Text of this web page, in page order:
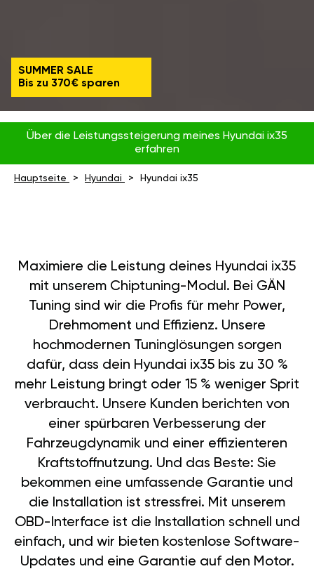
SUMMER SALE
Bis zu 370€ sparen
Über die Leistungssteigerung meines Hyundai ix35
erfahren
Hauptseite Hyundai Hyundai ix35
Maximiere die Leistung deines Hyundai ix35
mit unserem Chiptuning-Modul. Bei GÄN
Tuning sind wir die Profis für mehr Power,
Drehmoment und Effizienz. Unsere
hochmodernen Tuninglösungen sorgen
dafür, dass dein Hyundai ix35 bis zu 30 %
mehr Leistung bringt oder 15 % weniger Sprit
verbraucht. Unsere Kunden berichten von
einer spürbaren Verbesserung der
Fahrzeugdynamik und einer effizienteren
Kraftstoffnutzung. Und das Beste: Sie
bekommen eine umfassende Garantie und
die Installation ist stressfrei. Mit unserem
OBD-Interface ist die Installation schnell und
einfach, und wir bieten kostenlose Software-
Updates und eine Garantie auf den Motor.